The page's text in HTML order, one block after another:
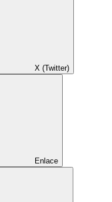
X (Twitter)
Enlace